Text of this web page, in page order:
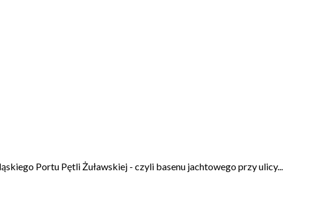
Portu Pętli Żuławskiej - czyli basenu jachtowego przy ulicy...